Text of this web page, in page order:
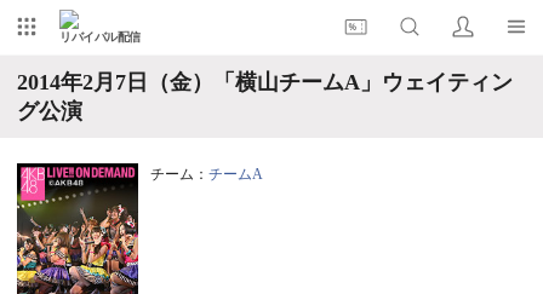
リバイバル配信
2014年2月7日（金）「横山チームA」ウェイティン
グ公演
チーム： チームA